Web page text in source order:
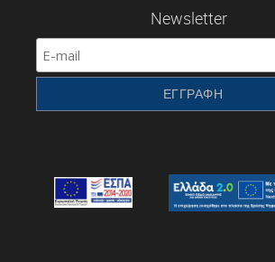
Newsletter